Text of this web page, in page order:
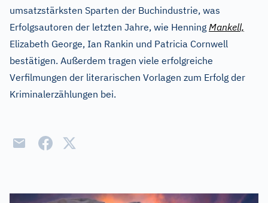
umsatzstärksten Sparten der Buchindustrie, was
Erfolgsautoren der letzten Jahre, wie Henning Mankell,
Elizabeth George, Ian Rankin und Patricia Cornwell
bestätigen. Außerdem tragen viele erfolgreiche
Verfilmungen der literarischen Vorlagen zum Erfolg der
Kriminalerzählungen bei.